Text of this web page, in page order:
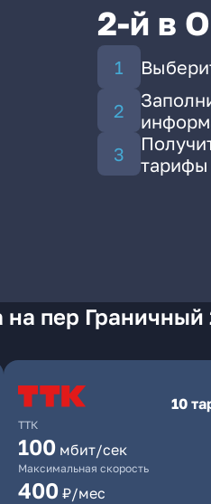
2-й в
тарифы
пер
ТТК
10
100 мбит/сек
Максимальная скорость
400 ₽/мес